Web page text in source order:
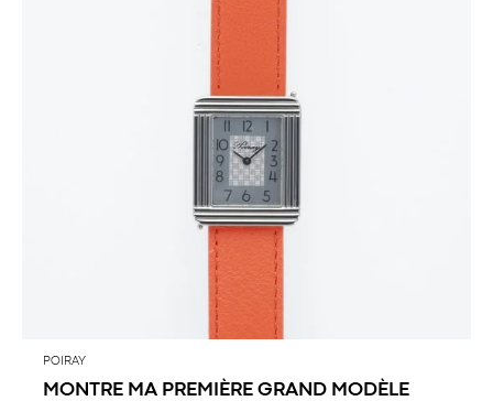
POIRAY
MONTRE MA PREMIÈRE GRAND MODÈLE